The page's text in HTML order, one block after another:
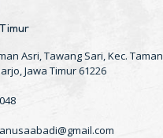
Asri, Tawang Sari, Kec. Taman,
Jawa Timur 61226